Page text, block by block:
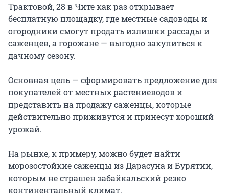
Трактовой, 28 в Чите как раз открывает
бесплатную площадку, где местные садоводы и
огородники смогут продать излишки рассады и
саженцев, а горожане — выгодно закупиться к
дачному сезону.
Основная цель — сформировать предложение для
покупателей от местных растениеводов и
представить на продажу саженцы, которые
действительно приживутся и принесут хороший
урожай.
На рынке, к примеру, можно будет найти
морозостойкие саженцы из Дарасуна и Бурятии,
которым не страшен забайкальский резко
континентальный климат.